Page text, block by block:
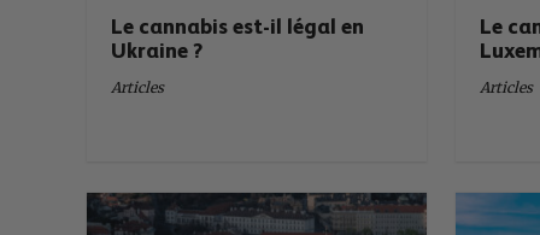
Le cannabis est-il légal en
Ukraine ?
Articles
Le
Articles